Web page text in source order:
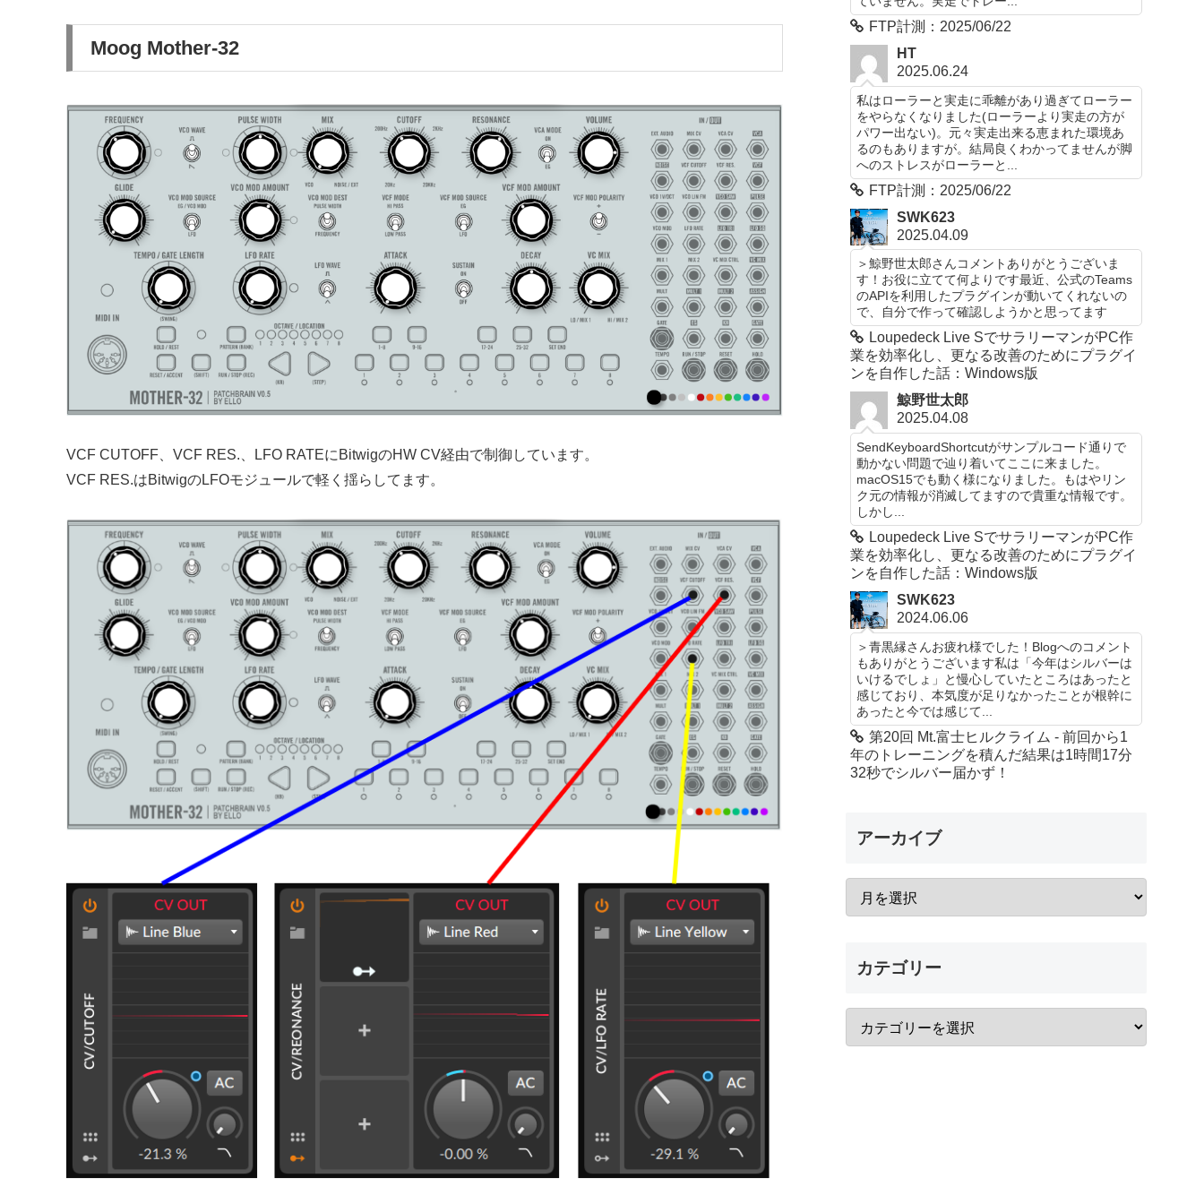
Moog Mother-32
VCF CUTOFF、VCF RES.、LFO RATEにBitwigのHW CV経由で制御しています。
VCF RES.はBitwigのLFOモジュールで軽く揺らしてます。
FTP計測：2025/06/22
HT
2025.06.24
私はローラーと実走に乖離があり過ぎてローラー
をやらなくなりました(ローラーより実走の方が
パワー出ない)。元々実走出来る恵まれた環境あ
るのもありますが。結局良くわかってませんが脚
へのストレスがローラーと...
FTP計測：2025/06/22
SWK623
2025.04.09
＞鯨野世太郎さんコメントありがとうございま
す！お役に立てて何よりです最近、公式のTeams
のAPIを利用したプラグインが動いてくれないの
で、自分で作って確認しようかと思ってます
Loupedeck Live SでサラリーマンがPC作
業を効率化し、更なる改善のためにプラグイ
ンを自作した話：Windows版
鯨野世太郎
2025.04.08
SendKeyboardShortcutがサンプルコード通りで
動かない問題で辿り着いてここに来ました。
macOS15でも動く様になりました。もはやリン
ク元の情報が消滅してますので貴重な情報です。
しかし...
Loupedeck Live SでサラリーマンがPC作
業を効率化し、更なる改善のためにプラグイ
ンを自作した話：Windows版
SWK623
2024.06.06
＞青黒縁さんお疲れ様でした！Blogへのコメント
もありがとうございます私は「今年はシルバーは
いけるでしょ」と慢心していたところはあったと
感じており、本気度が足りなかったことが根幹に
あったと今では感じて...
第20回 Mt.富士ヒルクライム - 前回から1
年のトレーニングを積んだ結果は1時間17分
32秒でシルバー届かず！
アーカイブ
カテゴリー